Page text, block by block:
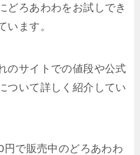
どろあわわをお試しでき
います。
のサイトでの値段や公式
ついて詳しく紹介してい
で販売中のどろあわわ